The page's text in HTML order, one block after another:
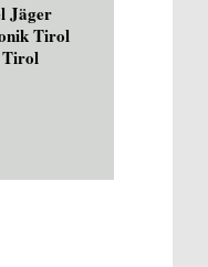
Jäger
Tirol
Tirol